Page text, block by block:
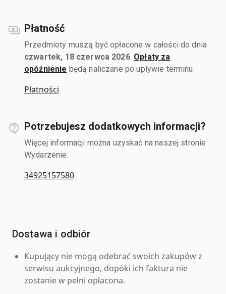
Płatność
Przedmioty muszą być opłacone w całości do dnia
czwartek, 18 czerwca 2026. Opłaty za
opóźnienie będą naliczane po upływie terminu.
Płatności
Potrzebujesz dodatkowych informacji?
Więcej informacji można uzyskać na naszej stronie
Wydarzenie.
34925157580
Dostawa i odbiór
Kupujący nie mogą odebrać swoich zakupów z
serwisu aukcyjnego, dopóki ich faktura nie
zostanie w pełni opłacona.